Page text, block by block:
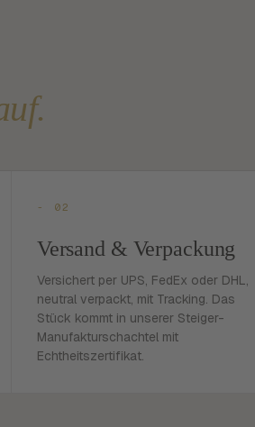
- 02
Versand & Verpackung
Versichert per UPS, FedEx oder DHL,
neutral verpackt, mit Tracking. Das
Stück kommt in unserer Steiger-
Manufakturschachtel mit
Echtheitszertifikat.